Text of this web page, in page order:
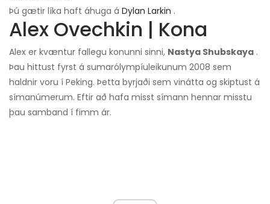
Þú gætir líka haft áhuga á Dylan Larkin .
Alex Ovechkin | Kona
Alex er kvæntur fallegu konunni sinni, Nastya Shubskaya .
Þau hittust fyrst á sumarólympíuleikunum 2008 sem
haldnir voru í Peking. Þetta byrjaði sem vinátta og skiptust á
símanúmerum. Eftir að hafa misst símann hennar misstu
þau samband í fimm ár.